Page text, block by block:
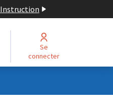
Instruction
Se
connecter